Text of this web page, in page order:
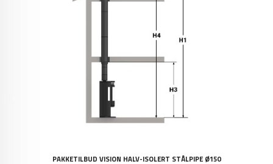
PAKKETILBUD VISION HALV-ISOLERT STÅLPIPE Ø150